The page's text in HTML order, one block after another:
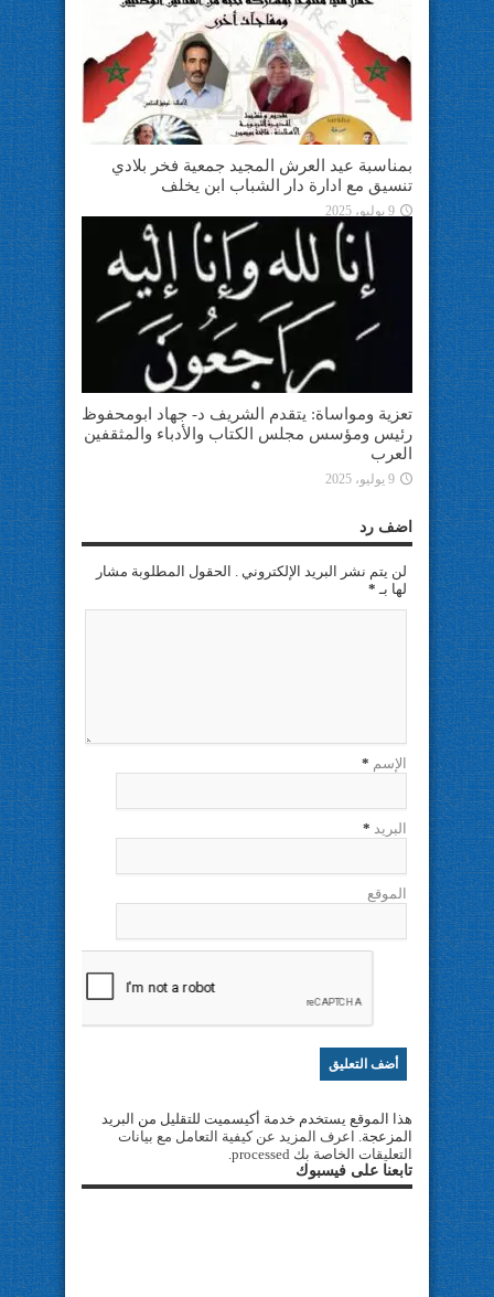
بمناسبة عيد العرش المجيد جمعية فخر بلادي
تنسيق مع ادارة دار الشباب ابن يخلف
9 يوليو، 2025
تعزية ومواساة: يتقدم الشريف د- جهاد ابومحفوظ
رئيس ومؤسس مجلس الكتاب والأدباء والمثقفين
العرب
9 يوليو، 2025
اضف رد
لن يتم نشر البريد الإلكتروني . الحقول المطلوبة مشار
لها بـ *
الإسم *
البريد *
الموقع
هذا الموقع يستخدم خدمة أكيسميت للتقليل من البريد
المزعجة. اعرف المزيد عن كيفية التعامل مع بيانات
التعليقات الخاصة بك processed
.
تابعنا على فيسبوك